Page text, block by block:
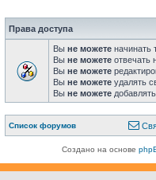
Права доступа
Вы не можете начинать
Вы не можете отвечать
Вы не можете
Вы не можете удалять
Вы не можете
Список форумов
Связаться с
Св
Создано на основе